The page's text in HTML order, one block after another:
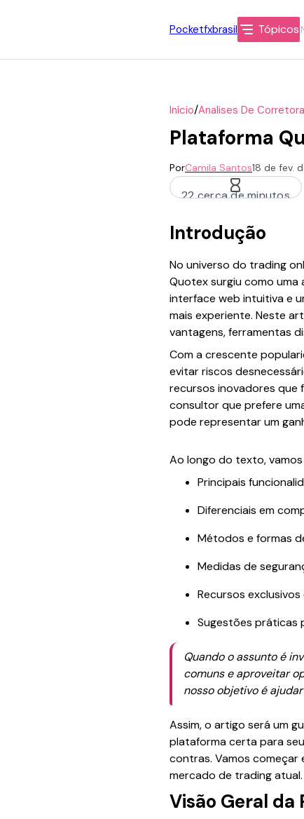
Pocketfxbrasil Tópicos
Início/Analises De
Plataforma
PorCamila Santos18 de fev.
22 cerca de minutos
Introdução
No universo do trading
Quotex surgiu como
interface web intuitiva e
mais experiente. Neste
vantagens, ferramentas
Com a crescente
evitar riscos
recursos inovadores que
consultor que prefere
pode representar um
Ao longo do texto,
Principais
Diferenciais em
Métodos e formas
Medidas de
Recursos
Sugestões práticas
Quando o assunto é
comuns e aproveitar
nosso objetivo é
Assim, o artigo será um
plataforma certa para
contras. Vamos começar
mercado de trading atual.
Visão Geral